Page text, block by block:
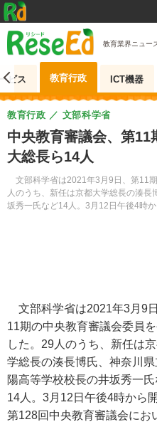
教育業界ニュー
ビス 教育行政 ICT機器
中央教育審議会、第
大総長ら14人
文部科学省は2021年3月9日、第11
人のうち、新任は京都大学総長の湊
坂秀一氏など14人。3月12日午後4時
教育行政 文部科学省
文部科学省は2021年3月9
11期の中央教育審議会委員
した。29人のうち、新任は
学総長の湊長博氏、神奈川県
陽高等学校校長の井坂秀一
14人。3月12日午後4時から
第128回中央教育審議会にお